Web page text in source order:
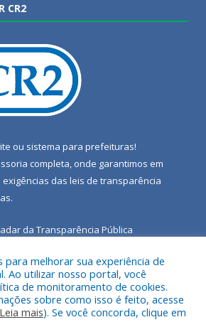
CR2
ou sistema para prefeituras!
completa, onde garantimos em
das leis de transparência
da Transparência Pública
a Câmara Municipal de Porto de
Moz.
para melhorar sua experiência de
Ao utilizar nosso portal, você
de monitoramento de cookies.
sobre como isso é feito, acesse
Leia mais). Se você concorda, clique em